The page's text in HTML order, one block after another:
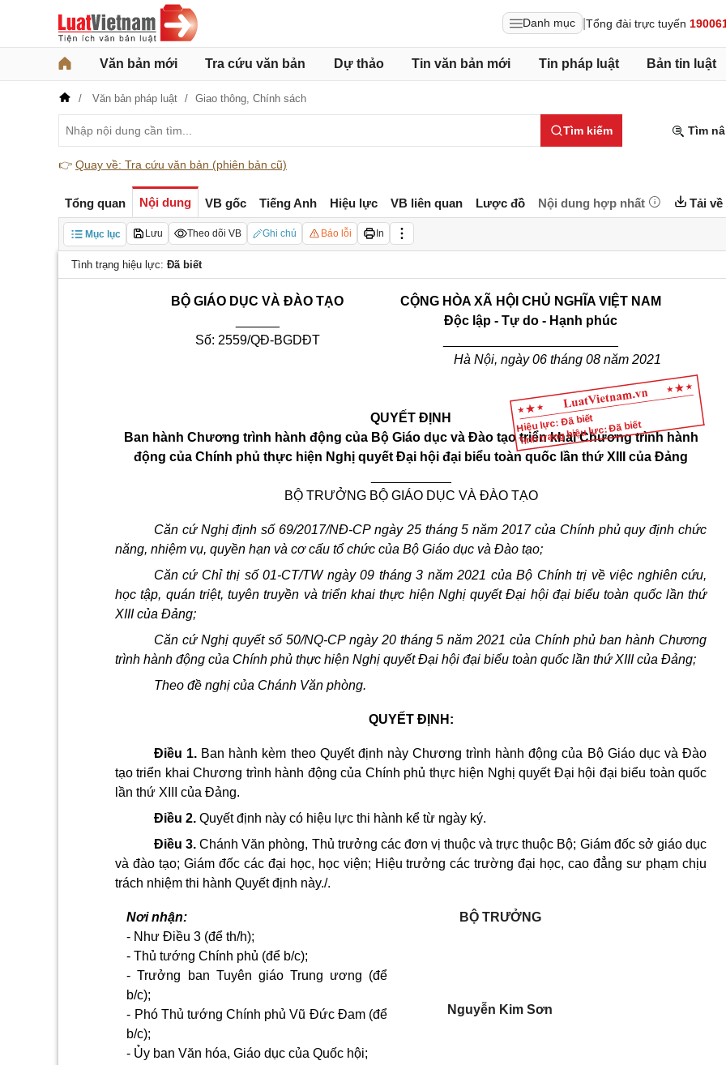
Danh mục Tổng đài trực tuyến
Văn bản mới Tra cứu văn bản Dự thảo Tin văn bản mới Tin pháp luật Bản tin luật
Văn bản pháp luật Giao thông, Chính sách
Tìm kiếm Tìm
👉 Quay về: Tra cứu văn bản (phiên bản cũ)
Tổng quan Nội dung VB gốc Tiếng Anh Hiệu lực VB liên quan Lược đồ Nội dung hợp nhất Tải về
Mục lục Lưu Theo dõi VB Ghi chú Báo lỗi In
Tình trạng hiệu lực: Đã biết
Hiệu lực: Đã biết
Tình trạng hiệu lực: Đã biết
BỘ GIÁO DỤC VÀ ĐÀO TẠO
Số: 2559/QĐ-BGDĐT
CỘNG HÒA XÃ HỘI CHỦ NGHĨA VIỆT NAM
Độc lập - Tự do - Hạnh phúc
Hà Nội, ngày 06 tháng 08 năm 2021
QUYẾT ĐỊNH
Ban hành Chương trình hành động của Bộ Giáo dục và Đào tạo triển khai Chương trình hành
động của Chính phủ thực hiện Nghị quyết Đại hội đại biểu toàn quốc lần thứ XIII của Đảng
BỘ TRƯỞNG BỘ GIÁO DỤC VÀ ĐÀO TẠO
Căn cứ Nghị định số 69/2017/NĐ-CP ngày 25 tháng 5 năm 2017 của Chính phủ quy định chức
năng, nhiệm vụ, quyền hạn và cơ cấu tổ chức của Bộ Giáo dục và Đào tạo;
Căn cứ Chỉ thị số01-CT/TW ngày 09 tháng 3 năm 2021 của Bộ Chính trị về việc nghiên cứu,
học tập, quán triệt, tuyên truyền và triển khai thực hiện Nghị quyết Đại hội đại biểu toàn quốc lần thứ
XIII của Đảng;
Căn cứ Nghị quyết số 50/NQ-CP ngày 20 tháng 5 năm 2021 của Chính phủ ban hành Chương
trình hành động của Chính phủ thực hiện Nghị quyết Đại hội đại biểu toàn quốc lần thứ XIII của Đảng;
Theo đề nghị của Chánh Văn phòng.
QUYẾT ĐỊNH:
Điều 1. Ban hành kèm theo Quyết định này Chương trình hành động của Bộ Giáo dục và Đào
tạo triển khai Chương trình hành động của Chính phủ thực hiện Nghị quyết Đại hội đại biểu toàn quốc
lần thứ XIII của Đảng.
Điều 2. Quyết định này có hiệu lực thi hành kể từ ngày ký.
Điều 3. Chánh Văn phòng, Thủ trưởng các đơn vị thuộc và trực thuộc Bộ; Giám đốc sở giáo dục
và đào tạo; Giám đốc các đại học, học viện; Hiệu trưởng các trường đại học, cao đẳng sư phạm chịu
trách nhiệm thi hành Quyết định này./.
Nơi nhận:
- Như Điều 3 (để th/h);
- Thủ tướng Chính phủ (để b/c);
- Trưởng ban Tuyên giáo Trung ương (để
b/c);
- Phó Thủ tướng Chính phủ Vũ Đức Đam (để
b/c);
- Ủy ban Văn hóa, Giáo dục của Quốc hội;
BỘ TRƯỞNG
Nguyễn Kim Sơn